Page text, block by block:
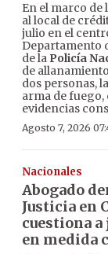
En el marco
al local de
julio en el
Departamento
de la Policía
de
dos personas,
arma de
evidencias
Agosto 7, 2026
Nacionales
Abogado
Justicia en
cuestiona a
en medida